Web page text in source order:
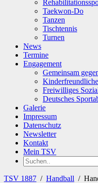
Taekwon-Do
Tanzen
Tischtennis
Turnen
News
Termine
Engagement
Gemeinsam
Freiwilliges
Deutsches
Galerie
Impressum
Datenschutz
Newsletter
Kontakt
Mein TSV
TSV 1887 / Handball /